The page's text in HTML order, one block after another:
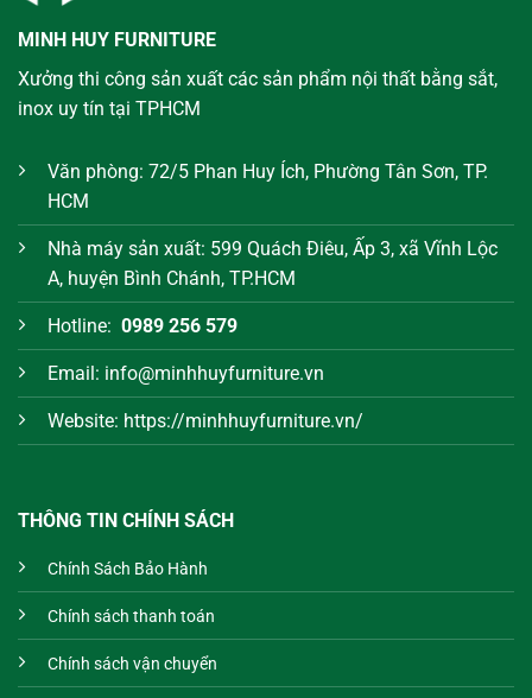
MINH HUY FURNITURE
Xưởng thi công sản xuất các sản phẩm nội thất bằng sắt,
inox uy tín tại TPHCM
Văn phòng: 72/5 Phan Huy Ích, Phường Tân Sơn, TP.
HCM
Nhà máy sản xuất: 599 Quách Điêu, Ấp 3, xã Vĩnh Lộc
A, huyện Bình Chánh, TP.HCM
Hotline: 0989 256 579
Email: info@minhhuyfurniture.vn
Website: https://minhhuyfurniture.vn/
THÔNG TIN CHÍNH SÁCH
Chính Sách Bảo Hành
Chính sách thanh toán
Chính sách vận chuyển